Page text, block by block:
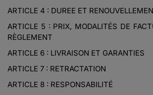
ARTICLE 4 : DUREE ET
ARTICLE 5 : PRIX, MODALITÉS DE
RÈGLEMENT
ARTICLE 6 : LIVRAISON ET GARANTIES
ARTICLE 7 : RETRACTATION
ARTICLE 8 : RESPONSABILITÉ